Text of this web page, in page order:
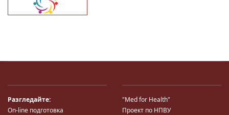
Разгледайте:
On-line подготовка
"Med for Health"
Проект по НПВУ